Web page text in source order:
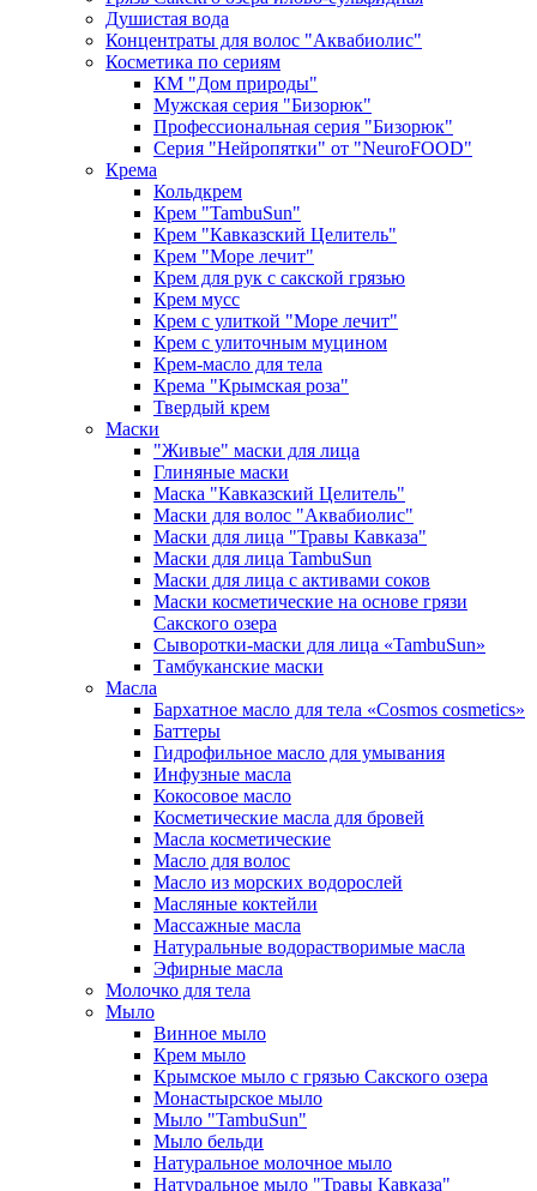
Душистая вода
Концентраты для волос "Аквабиолис"
Косметика по сериям
КМ "Дом природы"
Мужская серия "Бизорюк"
Профессиональная серия "Бизорюк"
Серия "Нейропятки" от "NeuroFOOD"
Крема
Кольдкрем
Крем "TambuSun"
Крем "Кавказский Целитель"
Крем "Море лечит"
Крем для рук с сакской грязью
Крем мусс
Крем с улиткой "Море лечит"
Крем с улиточным муцином
Крем-масло для тела
Крема "Крымская роза"
Твердый крем
Маски
"Живые" маски для лица
Глиняные маски
Маска "Кавказский Целитель"
Маски для волос "Аквабиолис"
Маски для лица "Травы Кавказа"
Маски для лица TambuSun
Маски для лица с активами соков
Маски косметические на основе грязи
Сакского озера
Сыворотки-маски для лица «TambuSun»
Тамбуканские маски
Масла
Бархатное масло для тела «Cosmos cosmetics»
Баттеры
Гидрофильное масло для умывания
Инфузные масла
Кокосовое масло
Косметические масла для бровей
Масла косметические
Масло для волос
Масло из морских водорослей
Масляные коктейли
Массажные масла
Натуральные водорастворимые масла
Эфирные масла
Молочко для тела
Мыло
Винное мыло
Крем мыло
Крымское мыло с грязью Сакского озера
Монастырское мыло
Мыло "TambuSun"
Мыло бельди
Натуральное молочное мыло
Натуральное мыло "Травы Кавказа"